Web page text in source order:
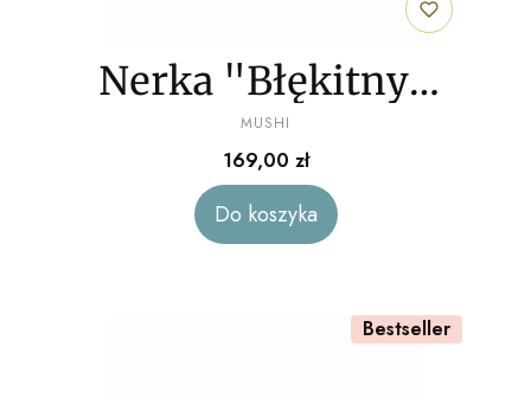
Nerka "Błękitny"
sztruks
PRODUCENT
MUSHI
Cena
169,00 zł
Do koszyka
Bestseller